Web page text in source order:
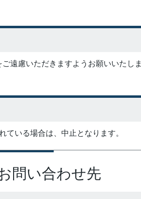
遠慮いただきますようお願いいたしま
ている場合は、中止となります。
問い合わせ先